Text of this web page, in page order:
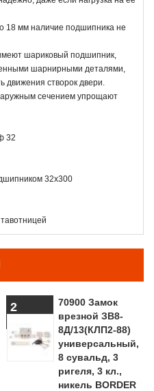
18 мм наличие подшипника не
шариковый подшипник,
шарнирными деталями,
движения створок двери.
сечением упрощают
32
32х300
2
70900 Замок
врезной ЗВ8-
8Д/13(КЛП2-88)
универсальный,
8 сувальд, 3
ригеля, 3 кл.,
никель BORDER